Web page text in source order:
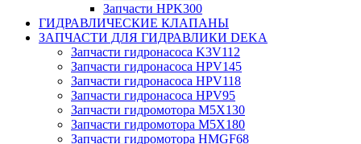
Запчасти HPK300
ГИДРАВЛИЧЕСКИЕ КЛАПАНЫ
ЗАПЧАСТИ ДЛЯ ГИДРАВЛИКИ DEKA
Запчасти гидронасоса K3V112
Запчасти гидронасоса HPV145
Запчасти гидронасоса HPV118
Запчасти гидронасоса HPV95
Запчасти гидромотора M5X130
Запчасти гидромотора M5X180
Запчасти гидромотора HMGF68